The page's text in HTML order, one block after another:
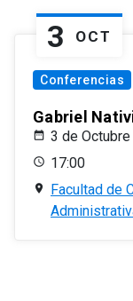
3 OCT
Conferencias
Gabriel
3 de
17:00
Facultad de